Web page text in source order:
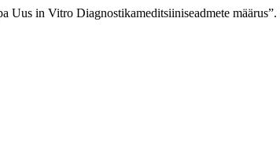
Uus in Vitro Diagnostikameditsiiniseadmete määrus”.